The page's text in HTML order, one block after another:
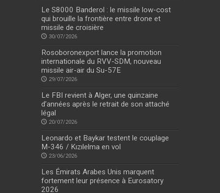
Le S8000 Banderol : le missile low-cost
qui brouille la frontière entre drone et
missile de croisière
30/07/2026
Rosoboronexport lance la promotion
internationale du RVV-SDM, nouveau
missile air-air du Su-57E
29/07/2026
Le FBI revient à Alger, une quinzaine
d’années après le retrait de son attaché
légal
20/07/2026
Leonardo et Baykar testent le couplage
M-346 / Kızılelma en vol
23/06/2026
Les Émirats Arabes Unis marquent
fortement leur présence à Eurosatory
2026